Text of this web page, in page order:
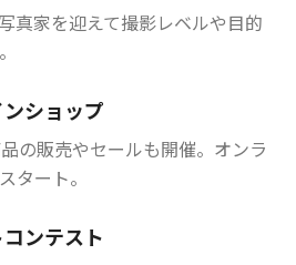
真家を迎えて撮影レベルや目的
ショップ
の販売やセールも開催。オンラ
タート。
ンテスト